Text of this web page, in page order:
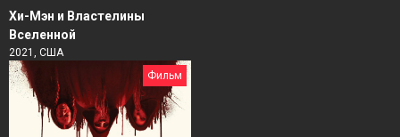
Хи-Мэн и Властелины
Вселенной
2021, США
Фильм